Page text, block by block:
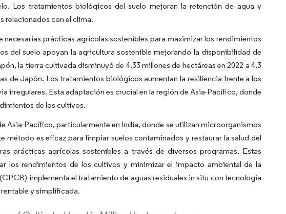
Los tratamientos biológicos del suelo mejoran la retención de agua y
relacionados con el clima.
prácticas agrícolas sostenibles para maximizar los rendimientos
del suelo apoyan la agricultura sostenible mejorando la disponibilidad de
la tierra cultivada disminuyó de 4,33 millones de hectáreas en 2022 a 4,3
de Japón. Los tratamientos biológicos aumentan la resiliencia frente a los
irregulares. Esta adaptación es crucial en la región de Asia-Pacífico, donde
de los cultivos.
Asia-Pacífico, particularmente en India, donde se utilizan microorganismos
es eficaz para limpiar suelos contaminados y restaurar la salud del
prácticas agrícolas sostenibles a través de diversos programas. Estas
los rendimientos de los cultivos y minimizar el impacto ambiental de la
implementa el tratamiento de aguas residuales in situ con tecnología
y simplificada.